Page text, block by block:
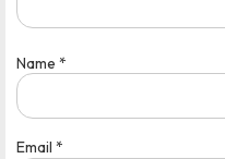
Name *
Email *